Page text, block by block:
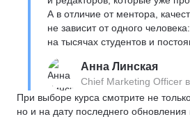
А в отличие от ментора,
не зависит от одного
на тысячах студентов и
Анна Линская
Chief Marketing Officer
При выборе курса смотрите не
но и на дату последнего